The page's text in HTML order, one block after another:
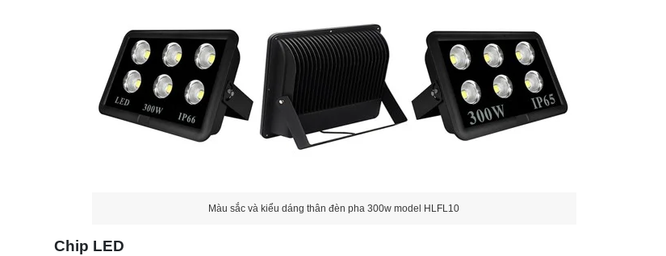
Màu sắc và kiểu dáng thân đèn pha 300w model HLFL10
Chip LED